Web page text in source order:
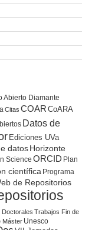
Abierto Diamante
Citas COAR CoARA
Datos de
Ediciones UVa
datosHorizonte
Science ORCID Plan
científica Programa
de Repositorios
Doctorales Trabajos Fin de
Máster Unesco